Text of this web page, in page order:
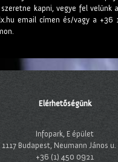
kapni, vegye fel velünk
email címen és/vagy a +36
Elérhetőségünk
Infopark, E épület
1117 Budapest, Neumann János u.
+36 (1) 450 0921